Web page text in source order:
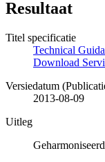
Resultaat
Titel specificatie
Technical
Download
Versiedatum
2013-08-09
Uitleg